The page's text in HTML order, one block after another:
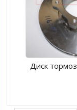
Диск